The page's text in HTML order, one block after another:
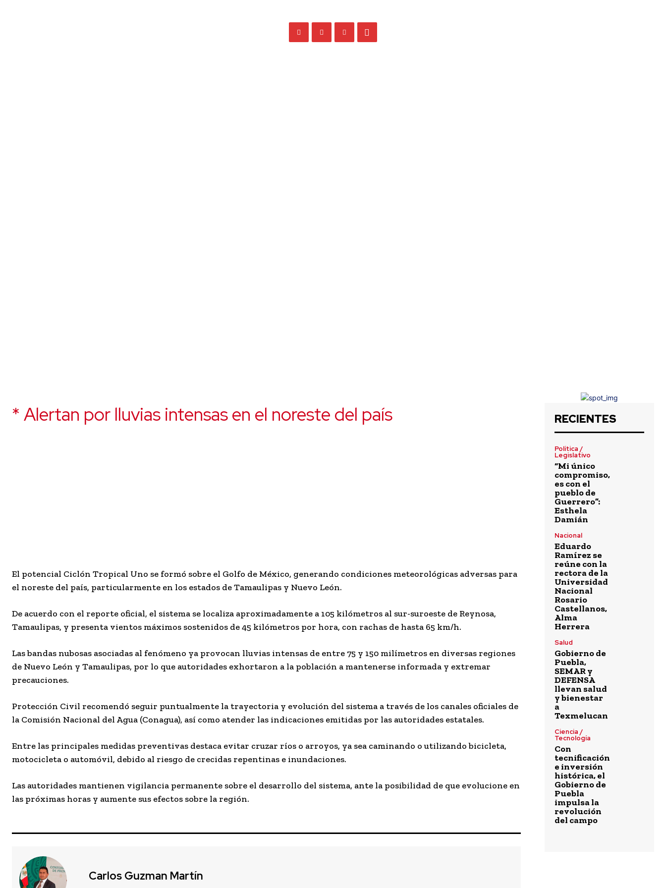
* Alertan por lluvias intensas en el noreste del país
El potencial Ciclón Tropical Uno se formó sobre el Golfo de México, generando condiciones meteorológicas adversas para
el noreste del país, particularmente en los estados de Tamaulipas y Nuevo León.
De acuerdo con el reporte oficial, el sistema se localiza aproximadamente a 105 kilómetros al sur-suroeste de Reynosa,
Tamaulipas, y presenta vientos máximos sostenidos de 45 kilómetros por hora, con rachas de hasta 65 km/h.
Las bandas nubosas asociadas al fenómeno ya provocan lluvias intensas de entre 75 y 150 milímetros en diversas regiones
de Nuevo León y Tamaulipas, por lo que autoridades exhortaron a la población a mantenerse informada y extremar
precauciones.
Protección Civil recomendó seguir puntualmente la trayectoria y evolución del sistema a través de los canales oficiales de
la Comisión Nacional del Agua (Conagua), así como atender las indicaciones emitidas por las autoridades estatales.
Entre las principales medidas preventivas destaca evitar cruzar ríos o arroyos, ya sea caminando o utilizando bicicleta,
motocicleta o automóvil, debido al riesgo de crecidas repentinas e inundaciones.
Las autoridades mantienen vigilancia permanente sobre el desarrollo del sistema, ante la posibilidad de que evolucione en
las próximas horas y aumente sus efectos sobre la región.
Carlos Guzman Martín
RECIENTES
Política /
Legislativo
“Mi único
compromiso,
es con el
pueblo de
Guerrero”:
Esthela
Damián
Nacional
Eduardo
Ramírez se
reúne con la
rectora de la
Universidad
Nacional
Rosario
Castellanos,
Alma
Herrera
Salud
Gobierno de
Puebla,
SEMAR y
DEFENSA
llevan salud
y bienestar
a
Texmelucan
Ciencia /
Tecnología
Con
tecnificación
e inversión
histórica, el
Gobierno de
Puebla
impulsa la
revolución
del campo